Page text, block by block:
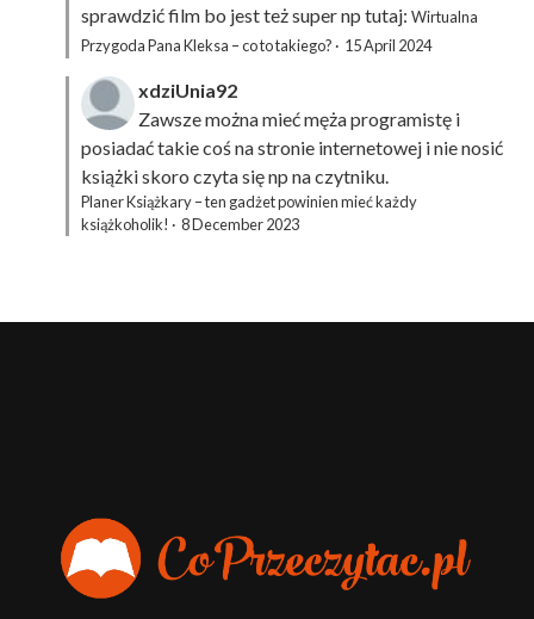
sprawdzić film bo jest też super np tutaj: Wirtualna
Przygoda Pana Kleksa – co to takiego? · 15 April 2024
xdziUnia92
Zawsze można mieć męża programistę i
posiadać takie coś na stronie internetowej i nie nosić
książki skoro czyta się np na czytniku.
Planer Książkary – ten gadżet powinien mieć każdy
książkoholik! · 8 December 2023